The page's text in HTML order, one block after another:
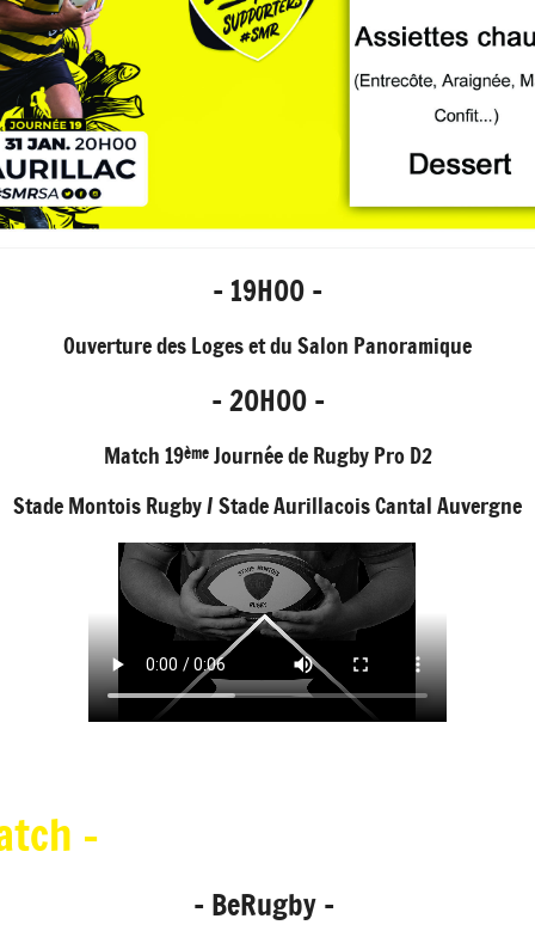
- 19H00 -
Ouverture des Loges et du Salon Panoramique
- 20H00 -
Match 19èmeJournée de Rugby Pro D2
Stade Montois Rugby / Stade Aurillacois Cantal Auvergne
-
- BeRugby -